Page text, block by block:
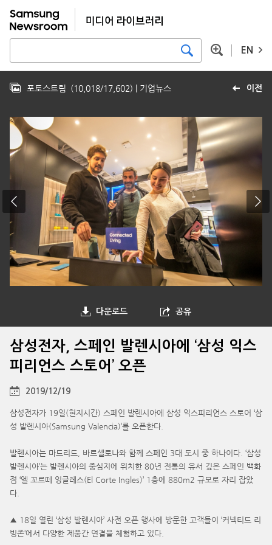
EN
이전
포토스트림 (10,018/17,602) | 기업뉴스
다운로드 공유
삼성전자, 스페인 발렌시아에 ‘삼성 익스
피리언스 스토어’ 오픈
2019/12/19
삼성전자가 19일(현지시간) 스페인 발렌시아에 삼성 익스피리언스 스토어 ‘삼
성 발렌시아(Samsung Valencia)’를 오픈한다.
발렌시아는 마드리드, 바르셀로나와 함께 스페인 3대 도시 중 하나이다. ‘삼성
발렌시아’는 발렌시아의 중심지에 위치한 80년 전통의 유서 깊은 스페인 백화
점 ‘엘 꼬르떼 잉글레스(El Corte Ingles)’ 1층에 880m2 규모로 자리 잡았
다.
▲ 18일 열린 ‘삼성 발렌시아’ 사전 오픈 행사에 방문한 고객들이 ‘커넥티드 리
빙존’에서 다양한 제품간 연결을 체험하고 있다.